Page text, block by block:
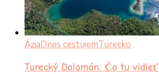
ÁziaDnes cestujemTurecko
Turecký Dalamán: Čo tu